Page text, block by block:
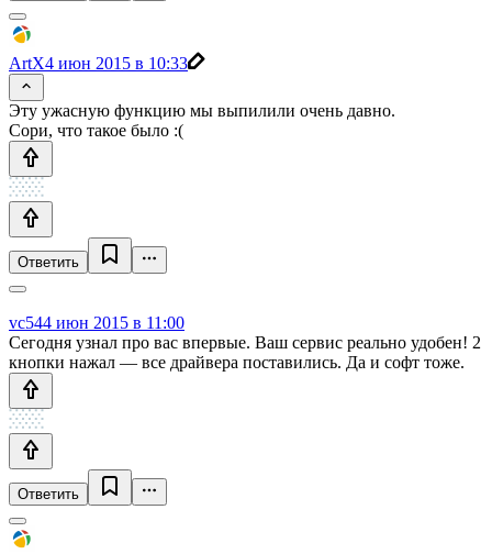
ArtX4 июн 2015 в 10:33
Эту ужасную функцию мы выпилили очень давно.
Сори, что такое было :(
Ответить
vc544 июн 2015 в 11:00
Сегодня узнал про вас впервые. Ваш сервис реально удобен! 2
кнопки нажал — все драйвера поставились. Да и софт тоже.
Ответить